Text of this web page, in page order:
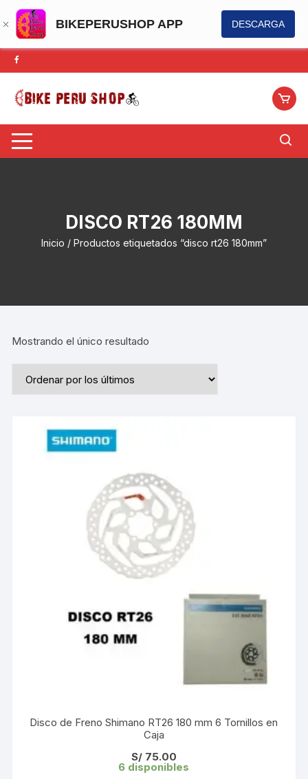
BIKEPERUSHOP APP DESCARGA
Saltar
al
contenido
DISCO RT26 180MM
Inicio / Productos etiquetados “disco rt26 180mm”
Mostrando el único resultado
Disco de Freno Shimano RT26 180 mm 6 Tornillos en
Caja
S/75.00
6 disponibles